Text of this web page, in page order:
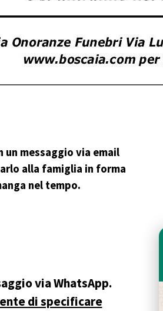
un messaggio via email
alla famiglia in forma
nel tempo.
via WhatsApp.
di specificare